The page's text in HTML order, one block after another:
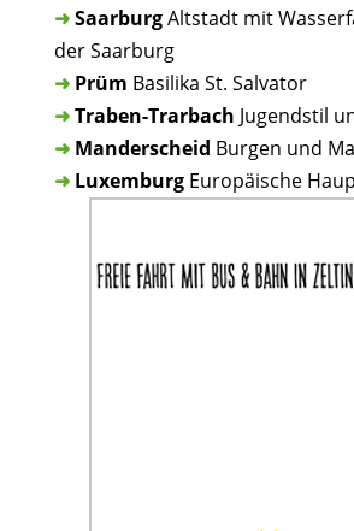
➜SaarburgAltstadt mit
der Saarburg
➜Prüm Basilika St. Salvator
➜Traben-Trarbach Jugendstil
➜Manderscheid Burgen und
➜LuxemburgEuropäische